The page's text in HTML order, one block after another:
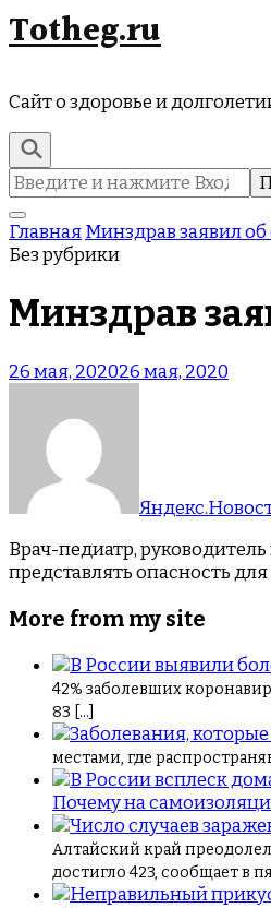
Totheg.ru
Сайт о здоровье и
Найти:
ГлавнаяМинздрав заявил
Без рубрики
Минздрав
26 мая, 202026 мая, 2020
Врач-педиатр,
представлять опасность
More from my site
42% заболевших
83 […]
местами, где
Почему на
Алтайский край
достигло 423, сообщает в